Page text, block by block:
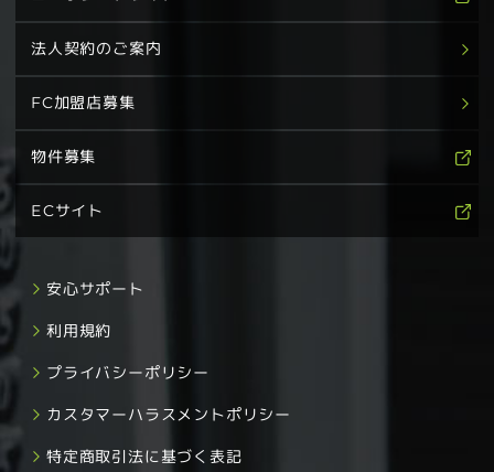
法人契約のご案内
FC加盟店募集
物件募集
ECサイト
安心サポート
利用規約
プライバシーポリシー
カスタマーハラスメントポリシー
特定商取引法に基づく表記